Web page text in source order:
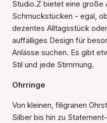
Studio.Z bietet eine große
Schmuckstücken - egal,
dezentes Alltagsstück
auffälliges Design für
Anlässe suchen. Es gibt
Stil und jede Stimmung.
Ohrringe
Von kleinen, filigranen
Silber bis hin zu